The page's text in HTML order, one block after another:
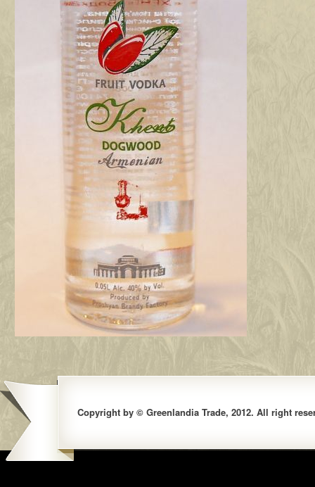
Copyright by © Greenlandia Trade, 2012. All right